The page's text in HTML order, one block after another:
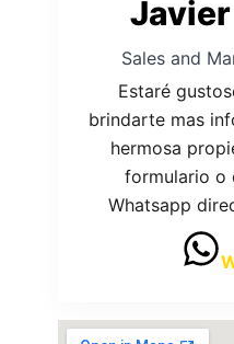
Javier
Sales and
Estaré
brindarte mas
hermosa
formulario o
Whatsapp